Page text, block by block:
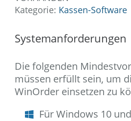
Kategorie: Kassen-Software
Systemanforderungen
Die folgenden
müssen erfüllt sein, um
WinOrder einsetzen zu
Für Windows 10